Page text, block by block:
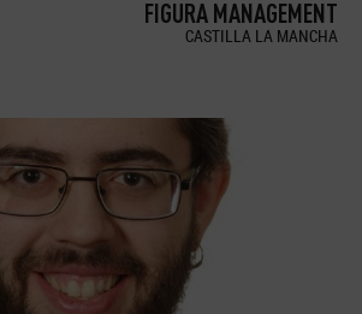
FIGURA MANAGEMENT
CASTILLA LA MANCHA